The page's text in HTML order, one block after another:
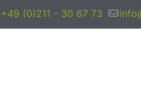
+49 (0)211 - 30 67 73